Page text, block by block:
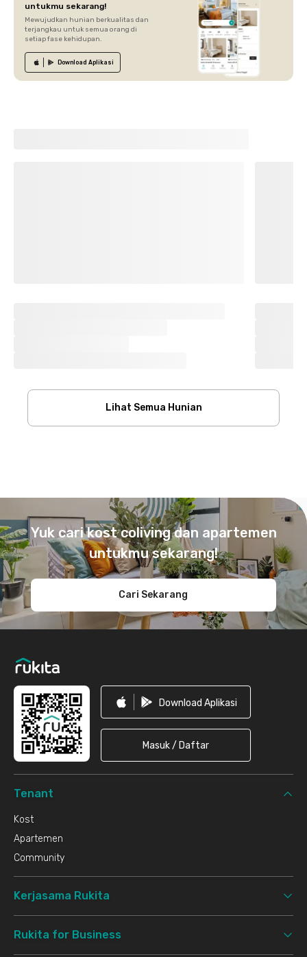
untukmu sekarang!
Mewujudkan hunian berkualitas dan
terjangkau untuk semua orang di
setiap fase kehidupan.
Download Aplikasi
Lihat Semua Hunian
Yuk cari kost coliving dan apartemen
untukmu sekarang!
Cari Sekarang
Download Aplikasi
Masuk / Daftar
Tenant
Kost
Apartemen
Community
Kerjasama Rukita
Rukita for Business